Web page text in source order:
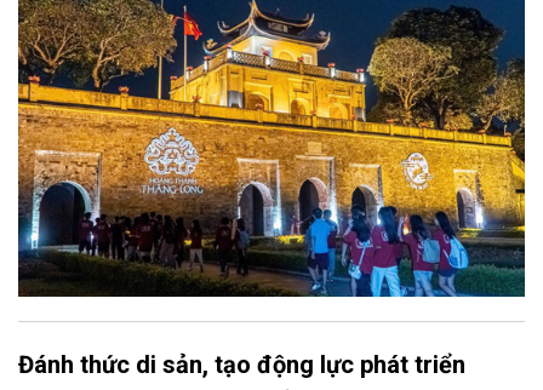
triển kinh tế di sản”.
Đánh thức di sản, tạo động lực phát triển